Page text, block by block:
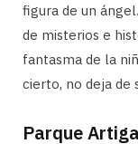
figura de un
de misterios e
fantasma de la
cierto, no deja de
Parque